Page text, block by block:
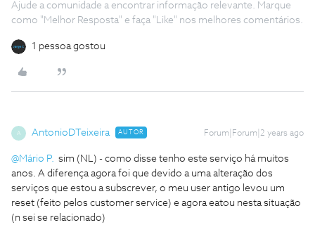
Ajude a comunidade a encontrar informação relevante. Marque
como "Melhor Resposta" e faça "Like" nos melhores comentários.
1 pessoa gostou
A AntonioDTeixeira AUTOR Forum|Forum|2 years ago
@Mário P. sim (NL) - como disse tenho este serviço há muitos
anos. A diferença agora foi que devido a uma alteração dos
serviços que estou a subscrever, o meu user antigo levou um
reset (feito pelos customer service) e agora eatou nesta situação
(n sei se relacionado)